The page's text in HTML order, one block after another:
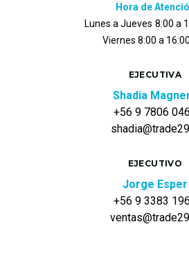
Hora de
Lunes a Jueves 8:00 a
Viernes 8:00 a
EJECUTIVA
Shadia
+56 9 7806
EJECUTIVO
Jorge Esper
+56 9 3383